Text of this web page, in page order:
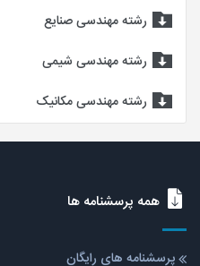
رشته مهندسی صنایع
رشته مهندسی شیمی
رشته مهندسی مکانیک
همه پرسشنامه ها
پرسشنامه های رایگان